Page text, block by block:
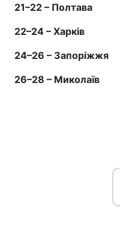
21–22 – Полтава
22–24 – Харків
24–26 – Запоріжжя
26–28 – Миколаїв